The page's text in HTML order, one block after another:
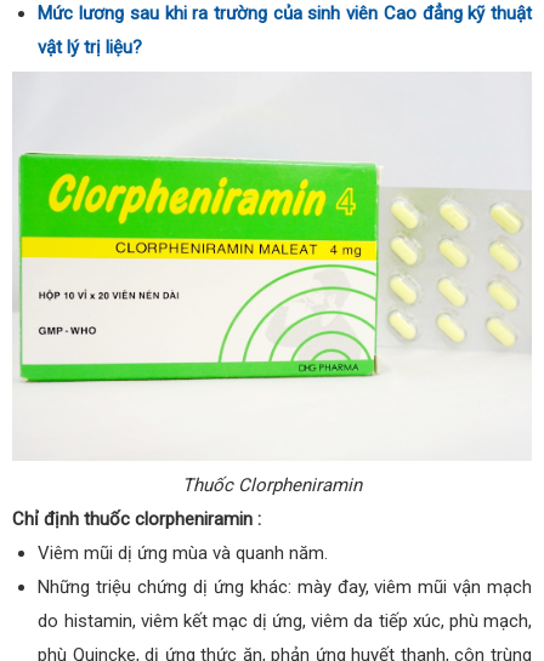
Mức lương sau khi ra trường của sinh viên Cao đẳng kỹ thuật
vật lý trị liệu?
Thuốc Clorpheniramin
Chỉ định thuốc clorpheniramin :
Viêm mũi dị ứng mùa và quanh năm.
Những triệu chứng dị ứng khác: mày đay, viêm mũi vận mạch
do histamin, viêm kết mạc dị ứng, viêm da tiếp xúc, phù mạch,
phù Quincke, dị ứng thức ăn, phản ứng huyết thanh, côn trùng